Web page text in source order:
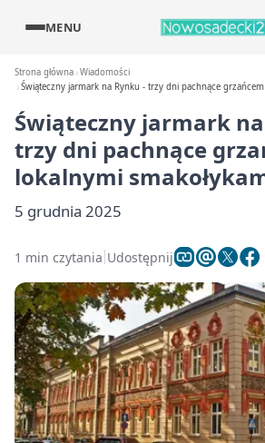
MENU
Strona główna Wiadomości
Świąteczny jarmark na Rynku - trzy dni pachnące
Świąteczny jarmark
trzy dni pachnące
lokalnymi
5 grudnia 2025
1 min czytania Udostępnij